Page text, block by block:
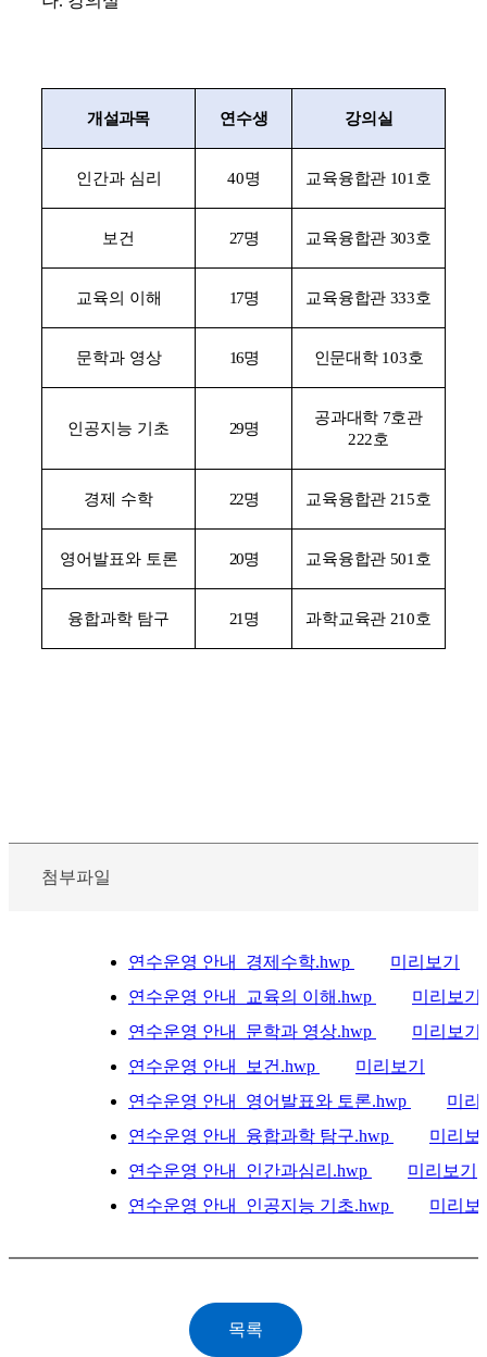
개설과목 연수생 강의실
인간과 심리 40명 교육융합관 101 호
보건 27명 교육융합관 303호
교육의 이해 17명 교육융합관 333호
문학과 영상 16명 인문대학 103호
인공지능 기초 29명
공과대학 7호관
222호
경제 수학 22명 교육융합관 215호
영어발표와 토론 20명 교육융합관 501 호
융합과학 탐구 21명 과학교육관 210호
첨부파일
연수운영 안내_경제수학.hwp
미리보기
연수운영 안내_교육의 이해.hwp
미리보기
연수운영 안내_문학과 영상.hwp
미리보기
연수운영 안내_보건.hwp
미리보기
연수운영 안내_영어발표와 토론.hwp
미리
연수운영 안내_융합과학 탐구.hwp
미리보
연수운영 안내_인간과심리.hwp
미리보기
연수운영 안내_인공지능 기초.hwp
미리보